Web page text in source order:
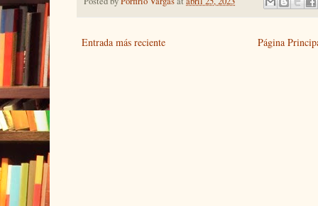
Entrada más reciente Página